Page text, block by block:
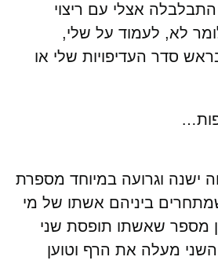
אצלי עם ריצוי
לא, לעמוד על שלי,
סדר העדיפויות שלי או
ישנה וגרועה במיוחד מספרת
ביניהם אשתו של מי
מספר שאשתו תופסת שני
מעלה את הרף וטוען